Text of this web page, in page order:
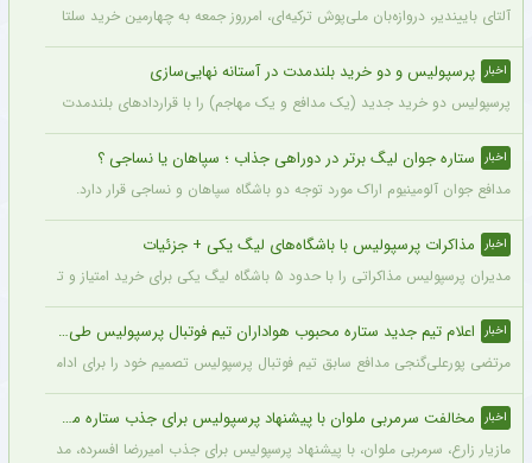
آلتای باییندیر، دروازه‌بان ملی‌پوش ترکیه‌ای، امرروز جمعه به چهارمین خرید سلتا برای فصل ۲۷-۲۰۲۶ تبدیل
اخبار پرسپولیس و دو خرید بلندمدت در آستانه نهایی‌سازی
پرسپولیس دو خرید جدید (یک مدافع و یک مهاجم) را با قراردادهای بلندمدت نهایی کرده
اخبار ستاره جوان لیگ برتر در دوراهی جذاب ؛ سپاهان یا نساجی ؟
مدافع جوان آلومینیوم اراک مورد توجه دو باشگاه سپاهان و نساجی قرار دارد.
اخبار مذاکرات پرسپولیس با باشگاه‌های لیگ یکی + جزئیات
مدیران پرسپولیس مذاکراتی را با حدود ۵ باشگاه لیگ یکی برای خرید امتیاز و تشکیل تیم «ب» آغاز کرده‌اند.
اخبار اعلام تیم جدید ستاره محبوب هواداران تیم فوتبال پرسپولیس طی ۴۸ ساعت آینده
مرتضی پورعلی‌گنجی مدافع سابق تیم فوتبال پرسپولیس تصمیم خود را برای ادامه
اخبار مخالفت سرمربی ملوان با پیشنهاد پرسپولیس برای جذب ستاره محبوبش
مازیار زارع، سرمربی ملوان، با پیشنهاد پرسپولیس برای جذب امیررضا افسرده، مدافع